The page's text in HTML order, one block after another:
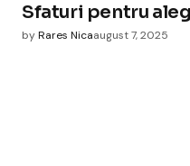
Sfaturi pentru
byRares Nicaaugust 7, 2025